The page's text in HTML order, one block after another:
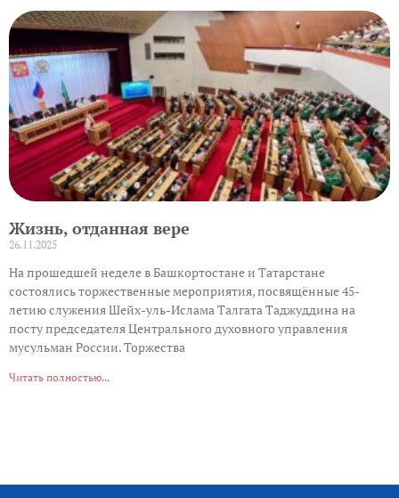
Жизнь, отданная вере
26.11.2025
На прошедшей неделе в Башкортостане и Татарстане
состоялись торжественные мероприятия, посвящённые 45-
летию служения Шейх-уль-Ислама Талгата Таджуддина на
посту председателя Центрального духовного управления
мусульман России. Торжества
Читать полностью...